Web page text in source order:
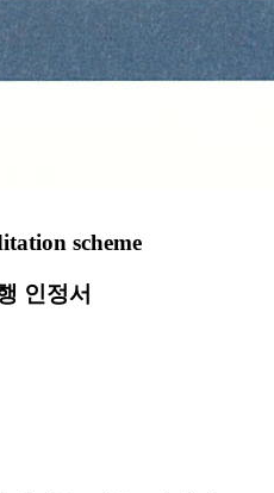
scheme
인정서